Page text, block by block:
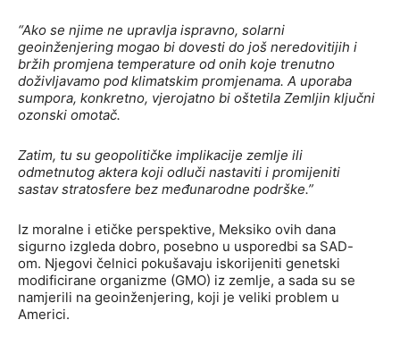
“Ako se njime ne upravlja ispravno, solarni
geoinženjering mogao bi dovesti do još neredovitijih i
bržih promjena temperature od onih koje trenutno
doživljavamo pod klimatskim promjenama. A uporaba
sumpora, konkretno, vjerojatno bi oštetila Zemljin ključni
ozonski omotač.
Zatim, tu su geopolitičke implikacije zemlje ili
odmetnutog aktera koji odluči nastaviti i promijeniti
sastav stratosfere bez međunarodne podrške.”
Iz moralne i etičke perspektive, Meksiko ovih dana
sigurno izgleda dobro, posebno u usporedbi sa SAD-
om. Njegovi čelnici pokušavaju iskorijeniti genetski
modificirane organizme (GMO) iz zemlje, a sada su se
namjerili na geoinženjering, koji je veliki problem u
Americi.